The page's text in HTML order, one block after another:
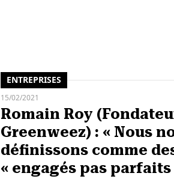
ENTREPRISES
15/02/2021
Romain Roy
Greenweez) : « Nous
définissons comme
« engagés pas parfaits